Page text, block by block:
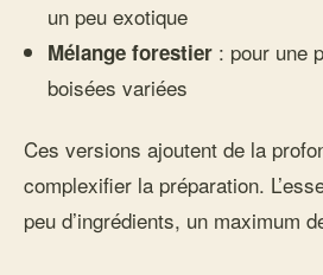
un peu exotique
Mélange forestier : pour une
boisées variées
Ces versions ajoutent de la
complexifier la préparation.
peu d’ingrédients, un maximum